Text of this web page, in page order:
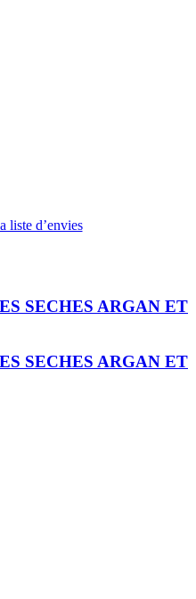
liste d’envies
SECHES ARGAN ET
SECHES ARGAN ET